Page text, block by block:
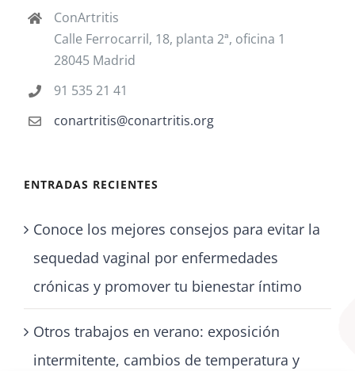
ConArtritis
Calle Ferrocarril, 18, planta 2ª, oficina 1
28045 Madrid
91 535 21 41
conartritis@conartritis.org
ENTRADAS RECIENTES
Conoce los mejores consejos para evitar la
sequedad vaginal por enfermedades
crónicas y promover tu bienestar íntimo
Otros trabajos en verano: exposición
intermitente, cambios de temperatura y